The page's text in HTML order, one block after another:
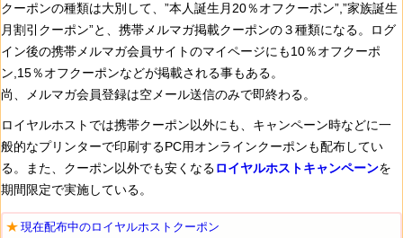
クーポンの種類は大別して、”本人誕生月20％オフクーポン”,”家族誕生
月割引クーポン”と、携帯メルマガ掲載クーポンの３種類になる。ログ
イン後の携帯メルマガ会員サイトのマイページにも10％オフクーポ
ン,15％オフクーポンなどが掲載される事もある。
尚、メルマガ会員登録は空メール送信のみで即終わる。
ロイヤルホストでは携帯クーポン以外にも、キャンペーン時などに一
般的なプリンターで印刷するPC用オンラインクーポンも配布してい
る。また、クーポン以外でも安くなるロイヤルホストキャンペーンを
期間限定で実施している。
現在配布中のロイヤルホストクーポン